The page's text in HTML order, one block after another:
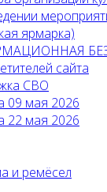
ярмарка)
сайта
СВО
09 мая 2026
22 мая 2026
и ремёсел